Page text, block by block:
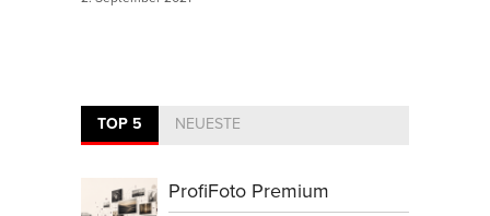
TOP 5 NEUESTE
ProfiFoto Premium